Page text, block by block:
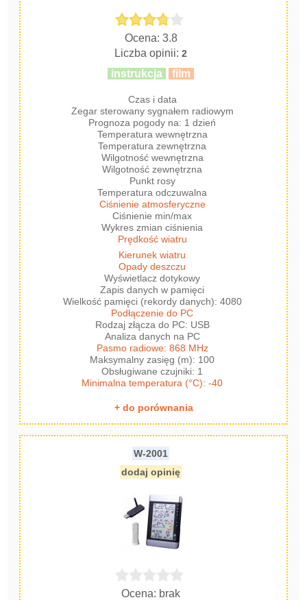
Ocena: 3.8
Liczba opinii:2
instrukcja film
Czas i data
Zegar sterowany sygnałem radiowym
Prognoza pogody na: 1 dzień
Temperatura wewnętrzna
Temperatura zewnętrzna
Wilgotność wewnętrzna
Wilgotność zewnętrzna
Punkt rosy
Temperatura odczuwalna
Ciśnienie atmosferyczne
Ciśnienie min/max
Wykres zmian ciśnienia
Prędkość wiatru
Kierunek wiatru
Opady deszczu
Wyświetlacz dotykowy
Zapis danych w pamięci
Wielkość pamięci (rekordy danych): 4080
Podłączenie do PC
Rodzaj złącza do PC: USB
Analiza danych na PC
Pasmo radiowe: 868 MHz
Maksymalny zasięg (m): 100
Obsługiwane czujniki: 1
Minimalna temperatura (°C): -40
+ do porównania
W-2001
dodaj opinię
Ocena: brak